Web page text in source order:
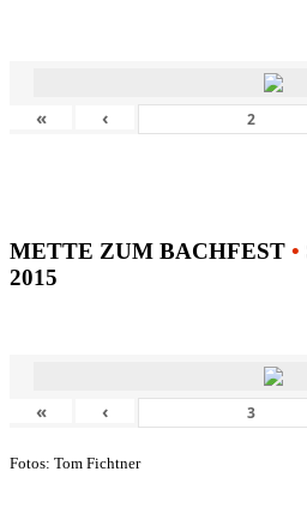
« ‹
METTE ZUM BACHFEST •
2015
« ‹
Fotos: Tom Fichtner